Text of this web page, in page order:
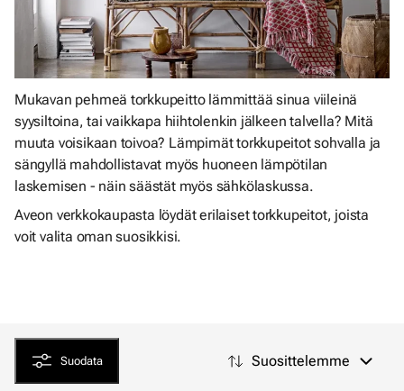
Mukavan pehmeä torkkupeitto lämmittää sinua viileinä
syysiltoina, tai vaikkapa hiihtolenkin jälkeen talvella? Mitä
muuta voisikaan toivoa? Lämpimät torkkupeitot sohvalla ja
sängyllä mahdollistavat myös huoneen lämpötilan
laskemisen - näin säästät myös sähkölaskussa.
Aveon verkkokaupasta löydät erilaiset torkkupeitot, joista
voit valita oman suosikkisi.
Suodata Suosittelemme